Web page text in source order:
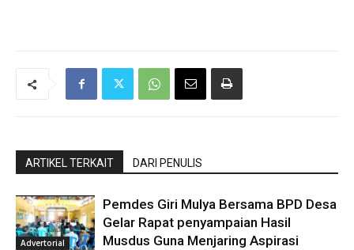
ARTIKEL TERKAIT DARI PENULIS
Advertorial
Pemdes Giri Mulya Bersama BPD Desa
Gelar Rapat penyampaian Hasil
Musdus Guna Menjaring Aspirasi